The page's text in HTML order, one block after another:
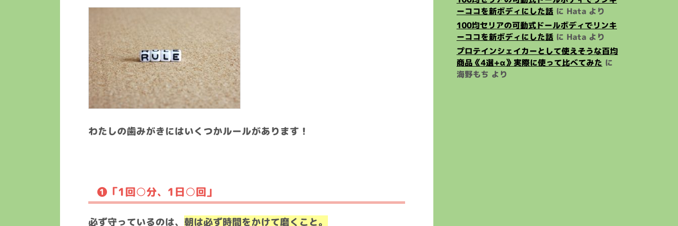
わたしの歯みがきにはいくつかルールがあります！
❶「1回○分、1日○回」
必ず守っているのは、 朝は必ず時間をかけて磨くこと。
ーココを新ボディにした話 に Hata より
100均セリアの可動式ドールボディでリンキ
ーココを新ボディにした話 に Hata より
プロテインシェイカーとして使えそうな百均
商品《4選+α》実際に使って比べてみた に
海野もち より